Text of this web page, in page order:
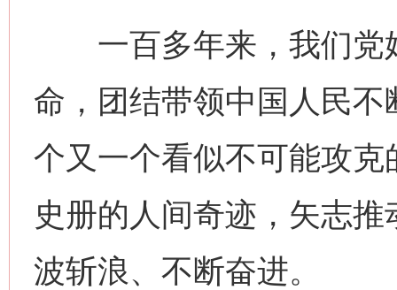
一百多年来，我们党
命，团结带领中国人民
个又一个看似不可能攻
史册的人间奇迹，矢志
波斩浪、不断奋进。